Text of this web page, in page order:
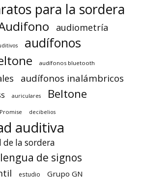
para la sordera
audiometría
audífonos
audífonos bluetooth
audífonos inalámbricos
auriculares Beltone
decibelios
auditiva
la sordera
de signos
estudio Grupo GN